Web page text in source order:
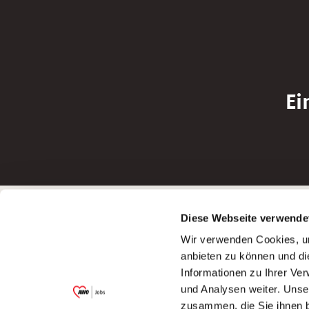
Diese Webseite
Wir verwenden Cookies,
anbieten zu können und
Informationen zu Ihrer
und Analysen weiter.
zusammen, die Sie ihnen
Garitz Bewirtschaftungsbetriebe GmbH
(Ein Tochterunternehmen des AWO
Bezirksverbandes Unterfranken e.V.)